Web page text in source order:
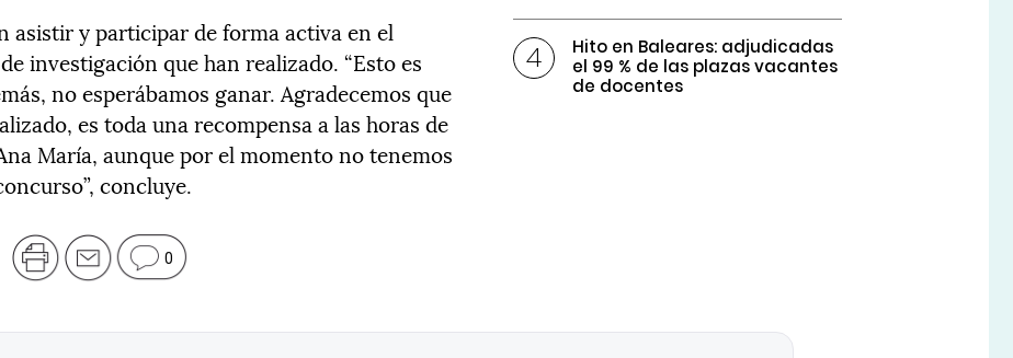
asistir y participar de forma activa en el
investigación que han realizado. “Esto es
no esperábamos ganar. Agradecemos que
es toda una recompensa a las horas de
María, aunque por el momento no tenemos
concluye.
0
Hito en Baleares: adjudicadas
el 99 % de las plazas vacantes
de docentes